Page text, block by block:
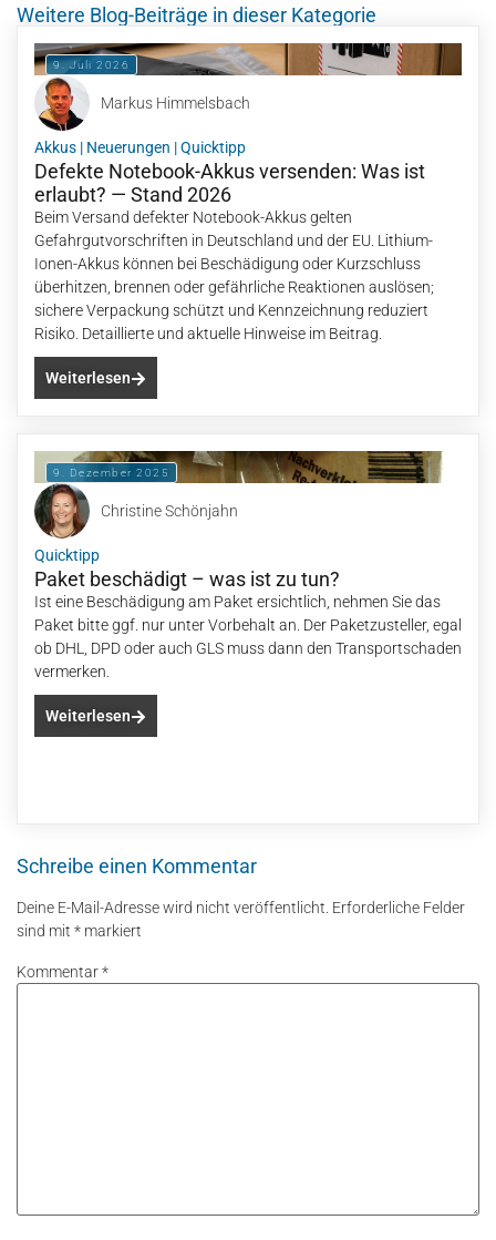
Weitere Blog-Beiträge in dieser Kategorie
9. Juli 2026
Markus Himmelsbach
Akkus | Neuerungen |Quicktipp
Defekte Notebook-Akkus versenden: Was ist
erlaubt? — Stand 2026
Beim Versand defekter Notebook-Akkus gelten
Gefahrgutvorschriften in Deutschland und der EU. Lithium-
Ionen-Akkus können bei Beschädigung oder Kurzschluss
überhitzen, brennen oder gefährliche Reaktionen auslösen;
sichere Verpackung schützt und Kennzeichnung reduziert
Risiko. Detaillierte und aktuelle Hinweise im Beitrag.
Weiterlesen
9. Dezember 2025
Christine Schönjahn
Quicktipp
Paket beschädigt – was ist zu tun?
Ist eine Beschädigung am Paket ersichtlich, nehmen Sie das
Paket bitte ggf. nur unter Vorbehalt an. Der Paketzusteller, egal
ob DHL, DPD oder auch GLS muss dann den Transportschaden
vermerken.
Weiterlesen
Schreibe einen Kommentar
Deine E-Mail-Adresse wird nicht veröffentlicht. Erforderliche Felder
sind mit * markiert
Kommentar*